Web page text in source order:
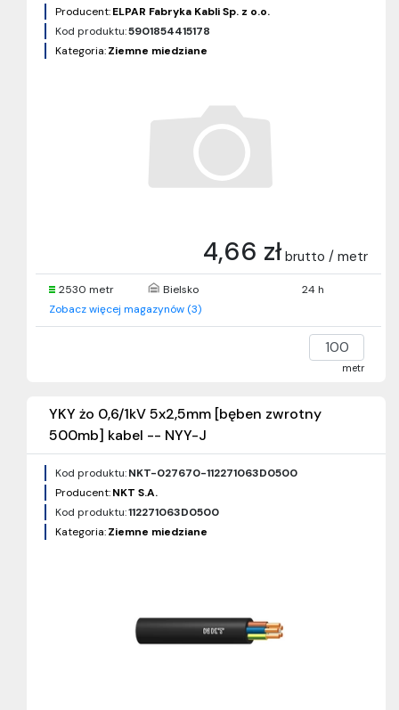
Producent:ELPAR Fabryka Kabli Sp. z o.o.
Kod produktu:5901854415178
Kategoria:Ziemne miedziane
4,66 zł brutto / metr
2530 metr Bielsko
24 h
Zobacz więcej magazynów (3)
metr
YKY żo 0,6/1kV 5x2,5mm [bęben zwrotny
500mb] kabel -- NYY-J
Kod produktu:NKT-027670-112271063D0500
Producent:NKT S.A.
Kod produktu:112271063D0500
Kategoria:Ziemne miedziane